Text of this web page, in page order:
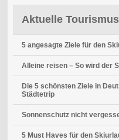
Aktuelle
5 angesagte Ziele für den
Alleine reisen – So wird der
Die 5 schönsten Ziele in
Städtetrip
Sonnenschutz nicht
5 Must Haves für den